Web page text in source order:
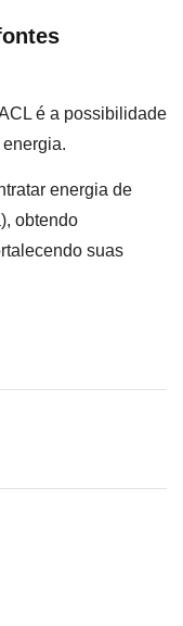
é a possibilidade
energia de
obtendo
suas